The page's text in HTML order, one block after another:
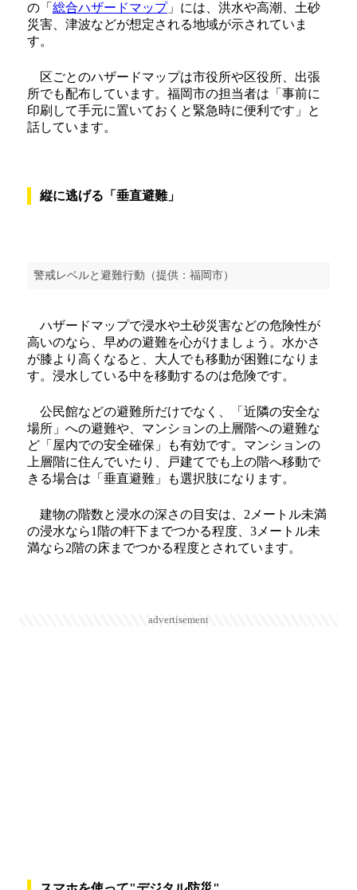
の「 総合ハザードマップ」には、洪水や高潮、土砂
災害、津波などが想定される地域が示されていま
す。
区ごとのハザードマップは市役所や区役所、出張
所でも配布しています。福岡市の担当者は「事前に
印刷して手元に置いておくと緊急時に便利です」と
話しています。
縦に逃げる「垂直避難」
警戒レベルと避難行動（提供：福岡市）
ハザードマップで浸水や土砂災害などの危険性が
高いのなら、早めの避難を心がけましょう。水かさ
が膝より高くなると、大人でも移動が困難になりま
す。浸水している中を移動するのは危険です。
公民館などの避難所だけでなく、「近隣の安全な
場所」への避難や、マンションの上層階への避難な
ど「屋内での安全確保」も有効です。マンションの
上層階に住んでいたり、戸建てでも上の階へ移動で
きる場合は「垂直避難」も選択肢になります。
建物の階数と浸水の深さの目安は、2メートル未満
の浸水なら1階の軒下までつかる程度、3メートル未
満なら2階の床までつかる程度とされています。
advertisement